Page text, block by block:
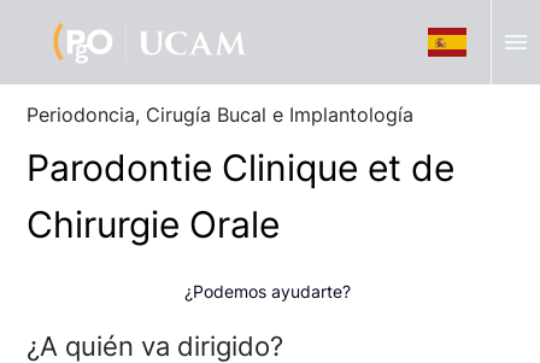
menu
Periodoncia, Cirugía Bucal e Implantología
Parodontie Clinique et de
Chirurgie Orale
¿Podemos ayudarte?
¿A quién va dirigido?